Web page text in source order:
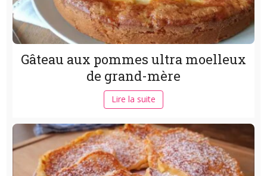
Gâteau aux pommes ultra moelleux
de grand-mère
Lire la suite